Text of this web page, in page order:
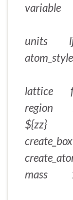
variable
units
lattice
region
${zz}
mass